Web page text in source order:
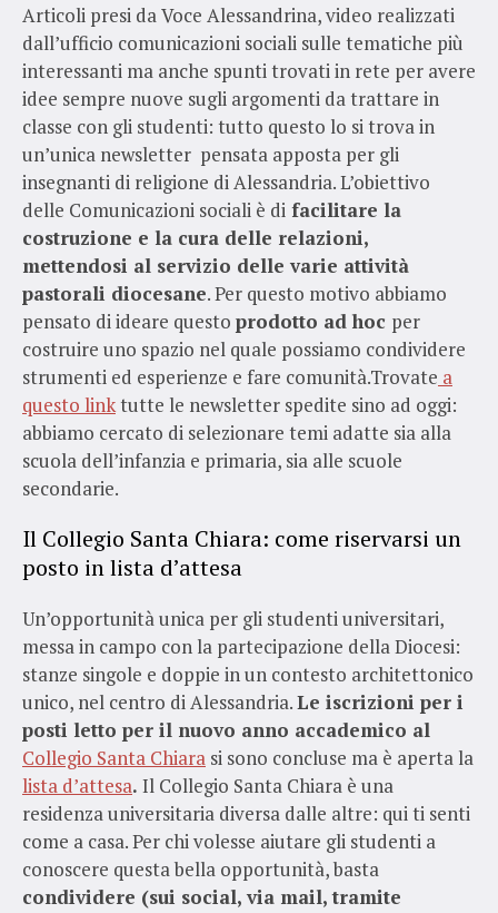
Articoli presi da Voce Alessandrina, video realizzati
dall’ufficio comunicazioni sociali sulle tematiche più
interessanti ma anche spunti trovati in rete per avere
idee sempre nuove sugli argomenti da trattare in
classe con gli studenti: tutto questo lo si trova in
un’unica newsletter pensata apposta per gli
insegnanti di religione di Alessandria. L’obiettivo
delle Comunicazioni sociali è di facilitare la
costruzione e la cura delle relazioni,
mettendosi al servizio delle varie attività
pastorali diocesane. Per questo motivo abbiamo
pensato di ideare questo prodotto ad hoc per
costruire uno spazio nel quale possiamo condividere
strumenti ed esperienze e fare comunità.Trovate a
questo linktutte le newsletter spedite sino ad oggi:
abbiamo cercato di selezionare temi adatte sia alla
scuola dell’infanzia e primaria, sia alle scuole
secondarie.
Il Collegio Santa Chiara: come riservarsi un
posto in lista d’attesa
Un’opportunità unica per gli studenti universitari,
messa in campo con la partecipazione della Diocesi:
stanze singole e doppie in un contesto architettonico
unico, nel centro di Alessandria.Le iscrizioni per i
posti letto per il nuovo anno accademico al
Collegio Santa Chiara si sono concluse ma è aperta la
lista d’attesa. Il Collegio Santa Chiara è una
residenza universitaria diversa dalle altre: qui ti senti
come a casa. Per chi volesse aiutare gli studenti a
conoscere questa bella opportunità, basta
condividere (sui social, via mail, tramite